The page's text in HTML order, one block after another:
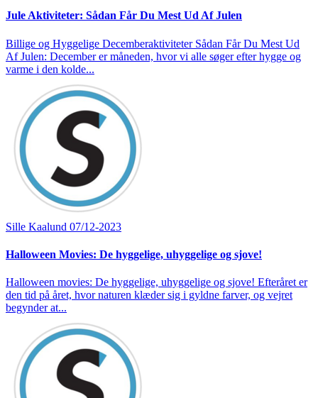
Jule Aktiviteter: Sådan Får Du Mest Ud Af Julen
Billige og Hyggelige Decemberaktiviteter Sådan Får Du Mest Ud
Af Julen: December er måneden, hvor vi alle søger efter hygge og
varme i den kolde...
Sille Kaalund 07/12-2023
Halloween Movies: De hyggelige, uhyggelige og sjove!
Halloween movies: De hyggelige, uhyggelige og sjove! Efteråret er
den tid på året, hvor naturen klæder sig i gyldne farver, og vejret
begynder at...